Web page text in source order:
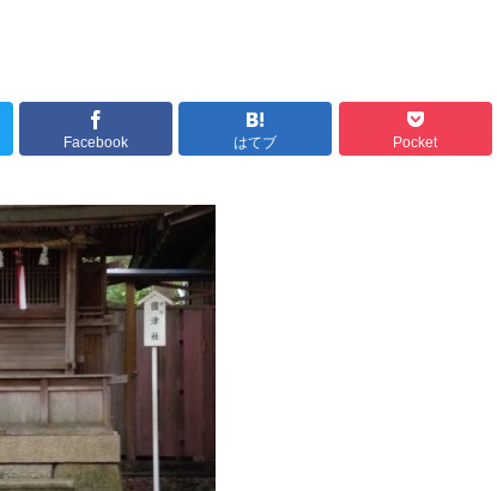
Facebook はてブ Pocket